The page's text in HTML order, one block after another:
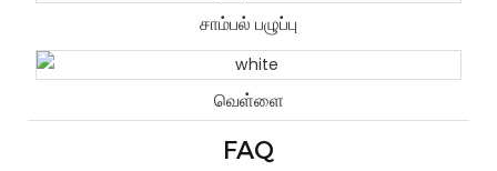
சாம்பல் பழுப்பு
வெள்ளை
FAQ